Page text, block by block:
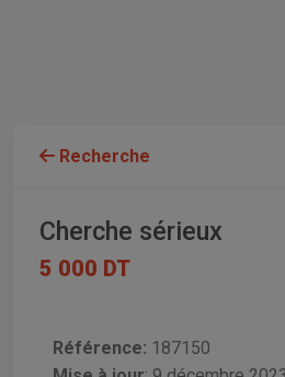
Recherche
Cherche sérieux
5 000 DT
Référence: 187150